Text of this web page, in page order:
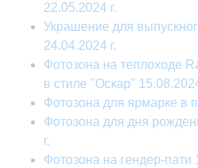
22.05.2024 г.
Украшение для
24.04.2024 г.
Фотозона на теплоходе
в стиле "Оскар"
Фотозона для ярмарке в
Фотозона для дня
г.
Фотозона на гендер-пати